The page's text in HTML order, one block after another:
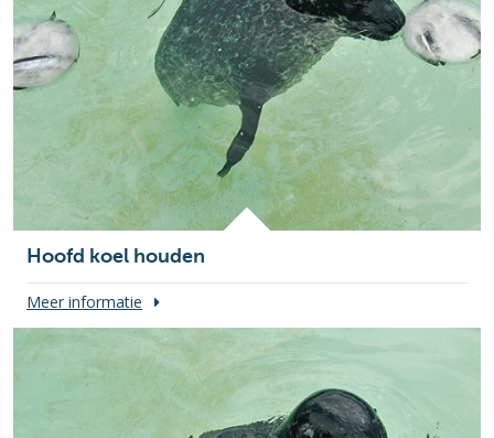
Hoofd koel houden
Meer informatie